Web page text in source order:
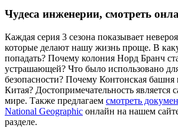
Чудеса инженерии, смотреть
Каждая серия 3 сезона показывает
которые делают нашу жизнь проще. В
попадать? Почему колония Норд Бранч
устрашающей? Что было использовано
безопасности? Почему Контонская башня
Китая? Достопримечательность является
мире. Также предлагаем смотреть
National Geographic онлайн на нашем
разделе.